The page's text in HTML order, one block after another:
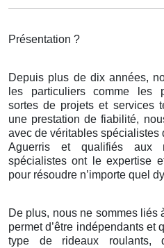
Présentation ?
Depuis plus de dix années,
les particuliers comme les
sortes de projets et services
une prestation de fiabilité,
avec de véritables spécialistes
Aguerris et qualifiés aux
spécialistes ont le expertise
pour résoudre n’importe quel
De plus, nous ne sommes liés
permet d’être indépendants et
type de rideaux roulants,